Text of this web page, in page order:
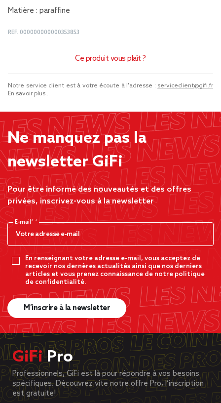
Matière : paraffine
REF. 000000000000353853
Ce produit vous plaît ?
Notre service client est à votre écoute à l'adresse : serviceclient@gifi.fr
En savoir plus...
Ne manquez pas la
newsletter GiFi
Pour être informé des nouveautés et des offres
privées, inscrivez-vous à la newsletter
E-mail*
En renseignant votre adresse e-mail, vous acceptez de
recevoir nos dernères actualités ainsi que nos derniers
articles et vous prenez connaissance de notre politique
de confidentialité.
M’inscrire à la newsletter
GiFiPro
Professionnels, GiFi est là pour répondre à vos besoins
spécifiques. Découvrez vite notre offre Pro, l’inscription
est gratuite!